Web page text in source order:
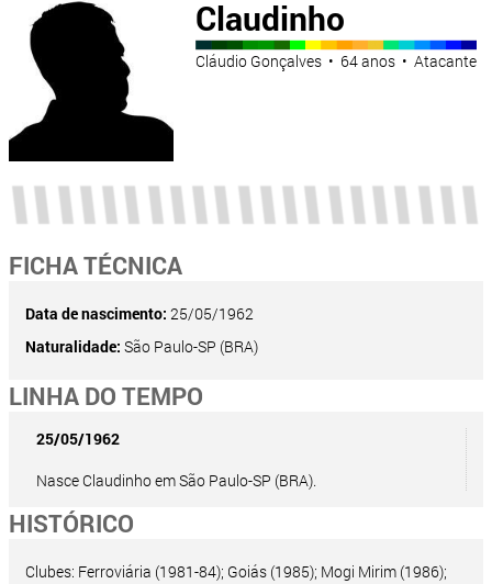
Claudinho
Cláudio Gonçalves • 64 anos • Atacante
FICHA TÉCNICA
Data de nascimento: 25/05/1962
Naturalidade: São Paulo-SP (BRA)
LINHA DO TEMPO
25/05/1962
Nasce Claudinho em São Paulo-SP (BRA).
HISTÓRICO
Clubes: Ferroviária (1981-84); Goiás (1985); Mogi Mirim (1986);